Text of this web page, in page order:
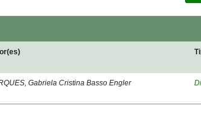
Gabriela Cristina Basso Engler